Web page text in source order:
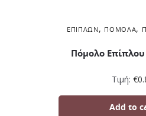
ΕΠΊΠΛΩΝ, ΠΌΜΟΛΑ,
Πόμολο
Τιμή: €
Add to